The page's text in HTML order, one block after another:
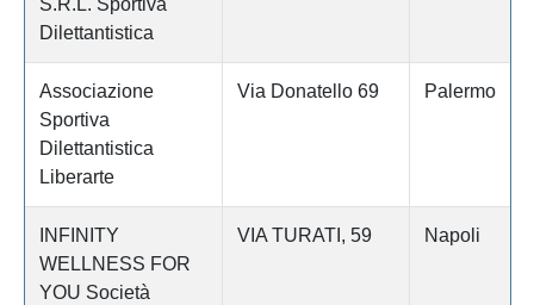
S.R.L. Sportiva
Dilettantistica
Associazione
Sportiva
Dilettantistica
Liberarte
Via Donatello 69 Palermo
INFINITY
WELLNESS FOR
YOU Società
VIA TURATI, 59 Napoli